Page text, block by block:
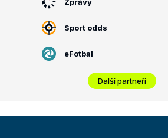
Sport odds
eFotbal
Další partneři